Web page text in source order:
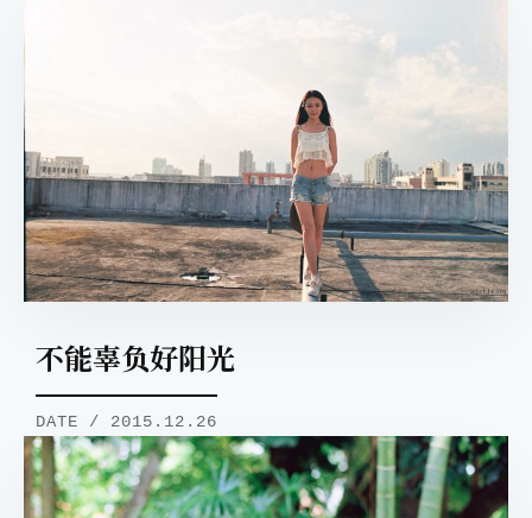
不能辜负好阳光
DATE / 2015.12.26